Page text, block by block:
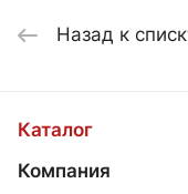
Назад к
Каталог
Компания